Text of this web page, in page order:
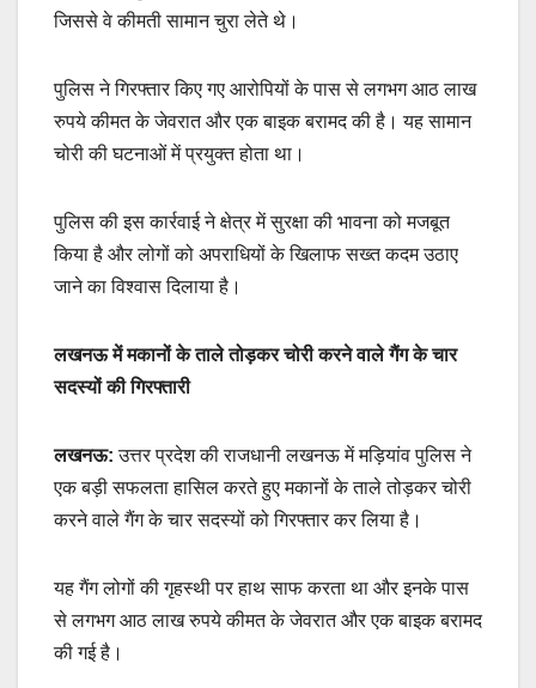
जिससे वे कीमती सामान चुरा लेते थे।
पुलिस ने गिरफ्तार किए गए आरोपियों के पास से लगभग आठ लाख
रुपये कीमत के जेवरात और एक बाइक बरामद की है। यह सामान
चोरी की घटनाओं में प्रयुक्त होता था।
पुलिस की इस कार्रवाई ने क्षेत्र में सुरक्षा की भावना को मजबूत
किया है और लोगों को अपराधियों के खिलाफ सख्त कदम उठाए
जाने का विश्वास दिलाया है।
लखनऊ में मकानों के ताले तोड़कर चोरी करने वाले गैंग के चार
सदस्यों की गिरफ्तारी
लखनऊ: उत्तर प्रदेश की राजधानी लखनऊ में मड़ियांव पुलिस ने
एक बड़ी सफलता हासिल करते हुए मकानों के ताले तोड़कर चोरी
करने वाले गैंग के चार सदस्यों को गिरफ्तार कर लिया है।
यह गैंग लोगों की गृहस्थी पर हाथ साफ करता था और इनके पास
से लगभग आठ लाख रुपये कीमत के जेवरात और एक बाइक बरामद
की गई है।